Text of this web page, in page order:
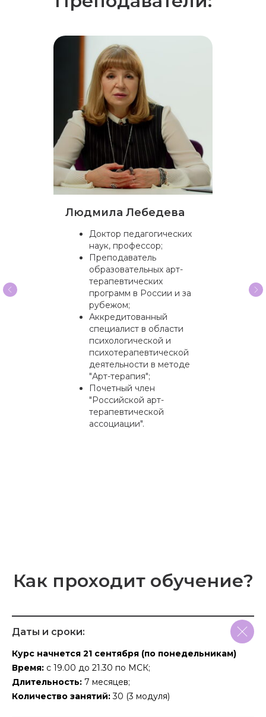
Людмила Лебедева
Доктор педагогических
наук, профессор;
Преподаватель
образовательных арт-
терапевтических
программ в России и за
рубежом;
Аккредитованный
специалист в области
психологической и
психотерапевтической
деятельности в методе
"Арт-терапия";
Почетный член
"Российской арт-
терапевтической
ассоциации".
Как проходит обучение?
Даты и сроки:
Курс начнется 21 сентября (по понедельникам)
Время: с 19.00 до 21.30 по МСК;
Длительность: 7 месяцев;
Количество занятий:30 (3 модуля)